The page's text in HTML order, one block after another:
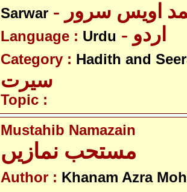
Sarwar
اویس سرور
Language : Urdu - اردو
Category : Hadith and
سیرت
Topic :
Mustahib Namazain
مستحب نمازیں
Author : Khanam Azra